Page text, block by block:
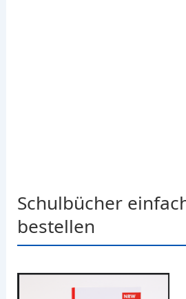
Schulbücher
bestellen